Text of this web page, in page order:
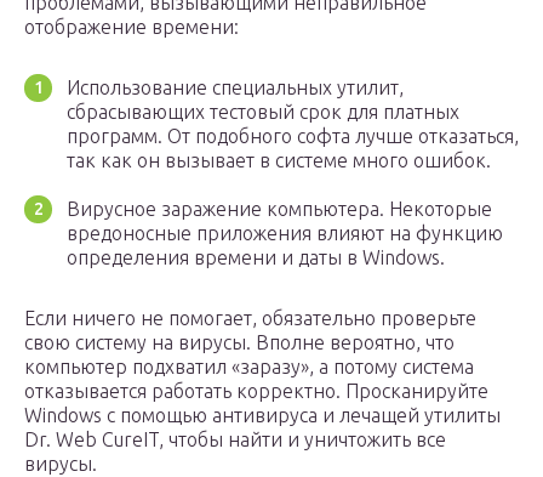
отображение времени:
Использование специальных утилит,
сбрасывающих тестовый срок для платных
программ. От подобного софта лучше отказаться,
так как он вызывает в системе много ошибок.
Вирусное заражение компьютера. Некоторые
вредоносные приложения влияют на функцию
определения времени и даты в Windows.
Если ничего не помогает, обязательно проверьте
свою систему на вирусы. Вполне вероятно, что
компьютер подхватил «заразу», а потому система
отказывается работать корректно. Просканируйте
Windows с помощью антивируса и лечащей утилиты
Dr. Web CureIT, чтобы найти и уничтожить все
вирусы.